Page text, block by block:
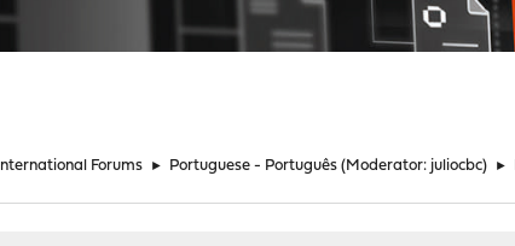
International Forums ► Portuguese - Português (Moderator: juliocbc) ►